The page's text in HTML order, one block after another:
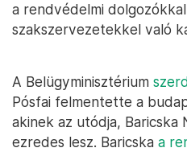
a rendvédelmi
szakszervezetekkel való
A Belügyminisztérium
Pósfai felmentette a
akinek az utódja,
ezredes lesz. Baricska a